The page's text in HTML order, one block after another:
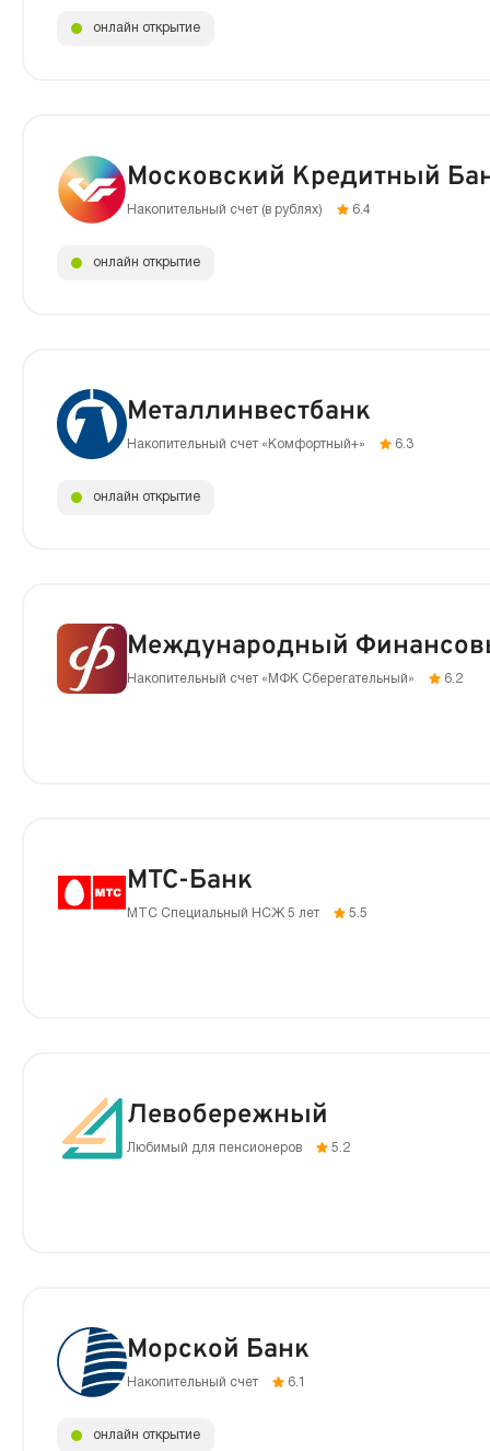
онлайн открытие
Московский Кредитный
Накопительный счет (в рублях) 6.4
онлайн открытие
Металлинвестбанк
Накопительный счет «Комфортный+» 6.3
онлайн открытие
Международный
Накопительный счет «МФК Сберегательный» 6.2
МТС-Банк
МТС Специальный НСЖ 5 лет 5.5
Левобережный
Любимый для пенсионеров 5.2
Морской Банк
Накопительный счет 6.1
онлайн открытие